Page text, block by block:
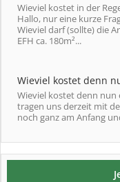
Wieviel kostet in der
Hallo, nur eine kurze
Wieviel darf (sollte) die
EFH ca. 180m²...
Wieviel kostet denn
Wieviel kostet denn nun
tragen uns derzeit mit
noch ganz am Anfang